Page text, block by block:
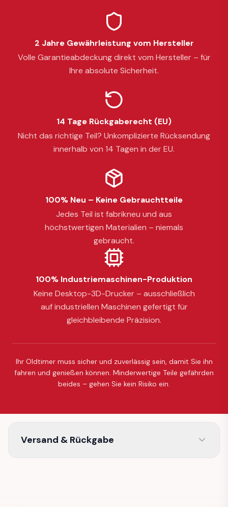
2 Jahre Gewährleistung vom Hersteller
Volle Garantieabdeckung direkt vom Hersteller – für
Ihre absolute Sicherheit.
14 Tage Rückgaberecht (EU)
Nicht das richtige Teil? Unkomplizierte Rücksendung
innerhalb von 14 Tagen in der EU.
100% Neu – Keine Gebrauchtteile
Jedes Teil ist fabrikneu und aus
höchstwertigen Materialien – niemals
gebraucht.
100% Industriemaschinen-Produktion
Keine Desktop-3D-Drucker – ausschließlich
auf industriellen Maschinen gefertigt für
gleichbleibende Präzision.
Ihr Oldtimer muss sicher und zuverlässig sein, damit Sie ihn
fahren und genießen können. Minderwertige Teile gefährden
beides – gehen Sie kein Risiko ein.
Versand & Rückgabe